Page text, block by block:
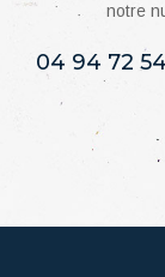
notre
04 94 72